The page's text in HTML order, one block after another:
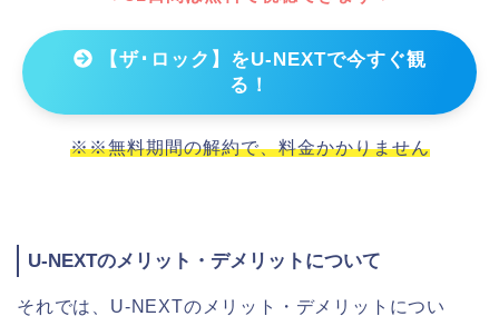
【ザ･ロック】をU-NEXTで今すぐ観
る！
※※無料期間の解約で、料金かかりません
U-NEXTのメリット・デメリットについて
それでは、U-NEXTのメリット・デメリットについ